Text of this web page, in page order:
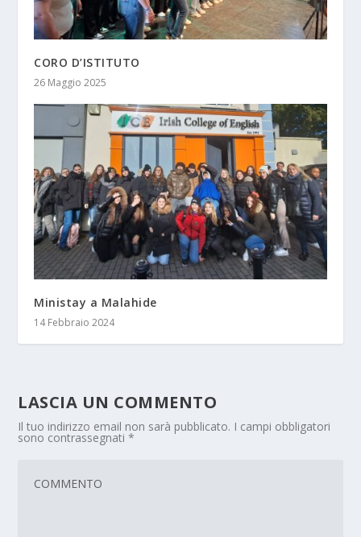
CORO D’ISTITUTO
26 Maggio 2025
Ministay a Malahide
14 Febbraio 2024
LASCIA UN COMMENTO
Il tuo indirizzo email non sarà pubblicato. I campi obbligatori
sono contrassegnati*